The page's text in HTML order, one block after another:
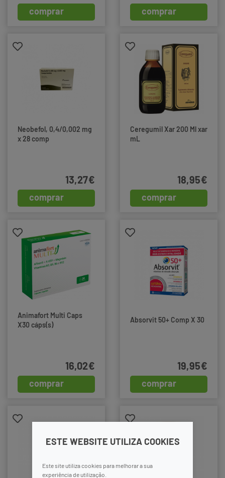
ESTE WEBSITE UTILIZA COOKIES
Este site utiliza cookies para melhorar a sua
experiência de utilização.
comprar comprar
Neobefol, 0,4/0,002 mg
x 28 comp
comprar
13,27€
Ceregumil Xar 200 Ml xar
mL
comprar
18,95€
Animafort Multi Caps
X30 cáps(s)
comprar
16,02€
Absorvit 50+ Comp X 30
comprar
19,95€